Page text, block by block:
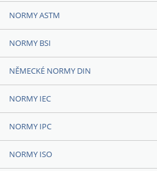
NORMY ASTM
NORMY BSI
NĚMECKÉ NORMY DIN
NORMY IEC
NORMY IPC
NORMY ISO